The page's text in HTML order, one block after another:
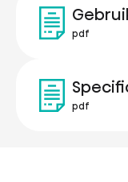
pdf
pdf